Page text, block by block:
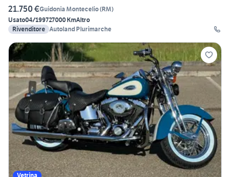
21.750 €Guidonia Montecelio(RM)
Usato04/199727000 KmAltro
Rivenditore Autoland Plurimarche
Vetrina